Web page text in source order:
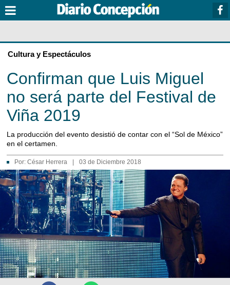
Cultura y Espectáculos
Confirman que Luis Miguel
no será parte del Festival de
Viña 2019
La producción del evento desistió de contar con el “Sol de México”
en el certamen.
Por: César Herrera 03 de Diciembre 2018